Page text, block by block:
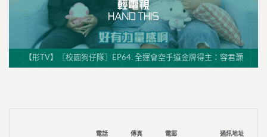
【形TV】〖校園狗仔隊〗EP64. 全運會空手道金牌得主：容君灝
電話 傳真 電郵 通訊地址